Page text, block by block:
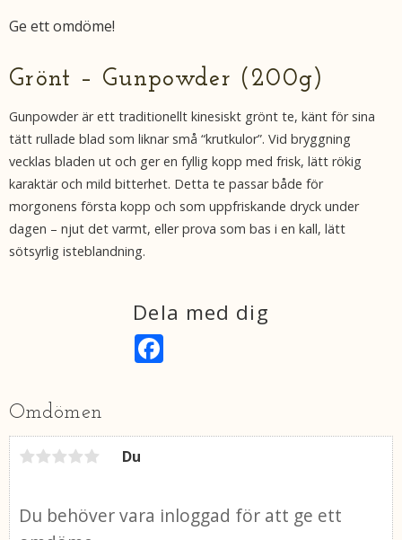
Ge ett omdöme!
Grönt – Gunpowder (200g)
Gunpowder är ett traditionellt kinesiskt grönt te, känt för sina
tätt rullade blad som liknar små “krutkulor”. Vid bryggning
vecklas bladen ut och ger en fyllig kopp med frisk, lätt rökig
karaktär och mild bitterhet. Detta te passar både för
morgonens första kopp och som uppfriskande dryck under
dagen – njut det varmt, eller prova som bas i en kall, lätt
sötsyrlig isteblandning.
Dela med dig
k
Omdömen
Du